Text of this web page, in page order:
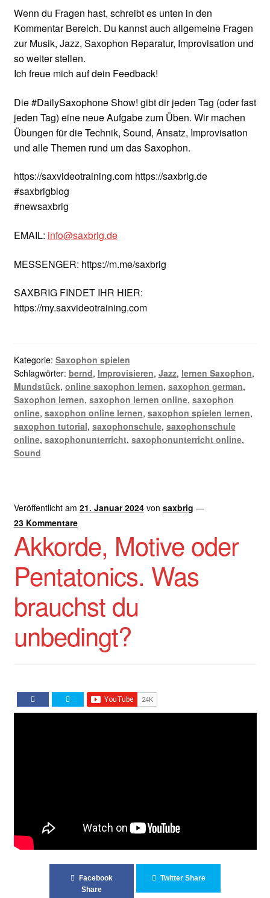
Wenn du Fragen hast, schreibt es unten in den
Kommentar Bereich. Du kannst auch allgemeine Fragen
zur Musik, Jazz, Saxophon Reparatur, Improvisation und
so weiter stellen.
Ich freue mich auf dein Feedback!
Die #DailySaxophone Show! gibt dir jeden Tag (oder fast
jeden Tag) eine neue Aufgabe zum Üben. Wir machen
Übungen für die Technik, Sound, Ansatz, Improvisation
und alle Themen rund um das Saxophon.
https://saxvideotraining.com https://saxbrig.de
#saxbrigblog
#newsaxbrig
EMAIL: info@saxbrig.de
MESSENGER: https://m.me/saxbrig
SAXBRIG FINDET IHR HIER:
https://my.saxvideotraining.com
Kategorie: Saxophon spielen
Schlagwörter: bernd, Improvisieren, Jazz, lernen Saxophon,
Mundstück, online saxophon lernen, saxophon german,
Saxophon lernen, saxophon lernen online, saxophon
online, saxophon online lernen, saxophon spielen lernen,
saxophon tutorial, saxophonschule, saxophonschule
online, saxophonunterricht, saxophonunterricht online,
Sound
Veröffentlicht am 21. Januar 2024 von saxbrig —
23 Kommentare
Akkorde, Motive oder
Pentatonics. Was
brauchst du
unbedingt?
Facebook
Share
Twitter Share